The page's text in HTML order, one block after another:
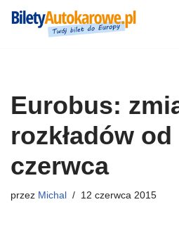
Eurobus:
rozkładów od
czerwca
przez Michal 12 czerwca 2015